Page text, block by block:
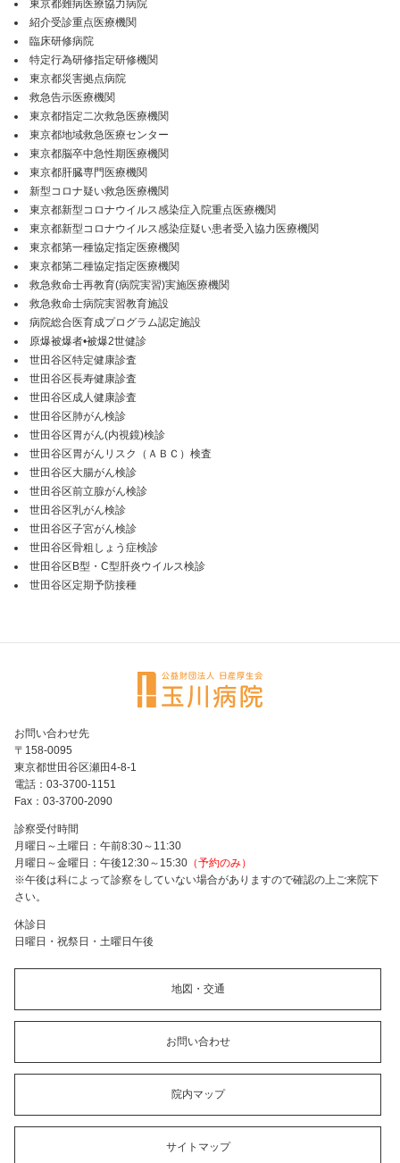
東京都難病医療協力病院
紹介受診重点医療機関
臨床研修病院
特定行為研修指定研修機関
東京都災害拠点病院
救急告示医療機関
東京都指定二次救急医療機関
東京都地域救急医療センター
東京都脳卒中急性期医療機関
東京都肝臓専門医療機関
新型コロナ疑い救急医療機関
東京都新型コロナウイルス感染症入院重点医療機関
東京都新型コロナウイルス感染症疑い患者受入協力医療機関
東京都第一種協定指定医療機関
東京都第二種協定指定医療機関
救急救命士再教育(病院実習)実施医療機関
救急救命士病院実習教育施設
病院総合医育成プログラム認定施設
原爆被爆者•被爆2世健診
世田谷区特定健康診査
世田谷区長寿健康診査
世田谷区成人健康診査
世田谷区肺がん検診
世田谷区胃がん(内視鏡)検診
世田谷区胃がんリスク（ＡＢＣ）検査
世田谷区大腸がん検診
世田谷区前立腺がん検診
世田谷区乳がん検診
世田谷区子宮がん検診
世田谷区骨粗しょう症検診
世田谷区B型・C型肝炎ウイルス検診
世田谷区定期予防接種
お問い合わせ先
〒158-0095
東京都世田谷区瀬田4-8-1
電話：03-3700-1151
Fax：03-3700-2090
診察受付時間
月曜日～土曜日：午前8:30～11:30
月曜日～金曜日：午後12:30～15:30 （予約のみ）
※午後は科によって診察をしていない場合がありますので確認の上ご来院下
さい。
休診日
日曜日・祝祭日・土曜日午後
地図・交通
お問い合わせ
院内マップ
サイトマップ